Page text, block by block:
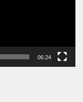
06:24